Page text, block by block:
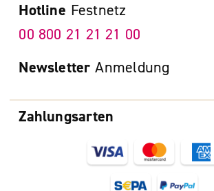
Zahlungsarten
Hotline Festnetz
00 800 21 21 21 00
Newsletter Anmeldung